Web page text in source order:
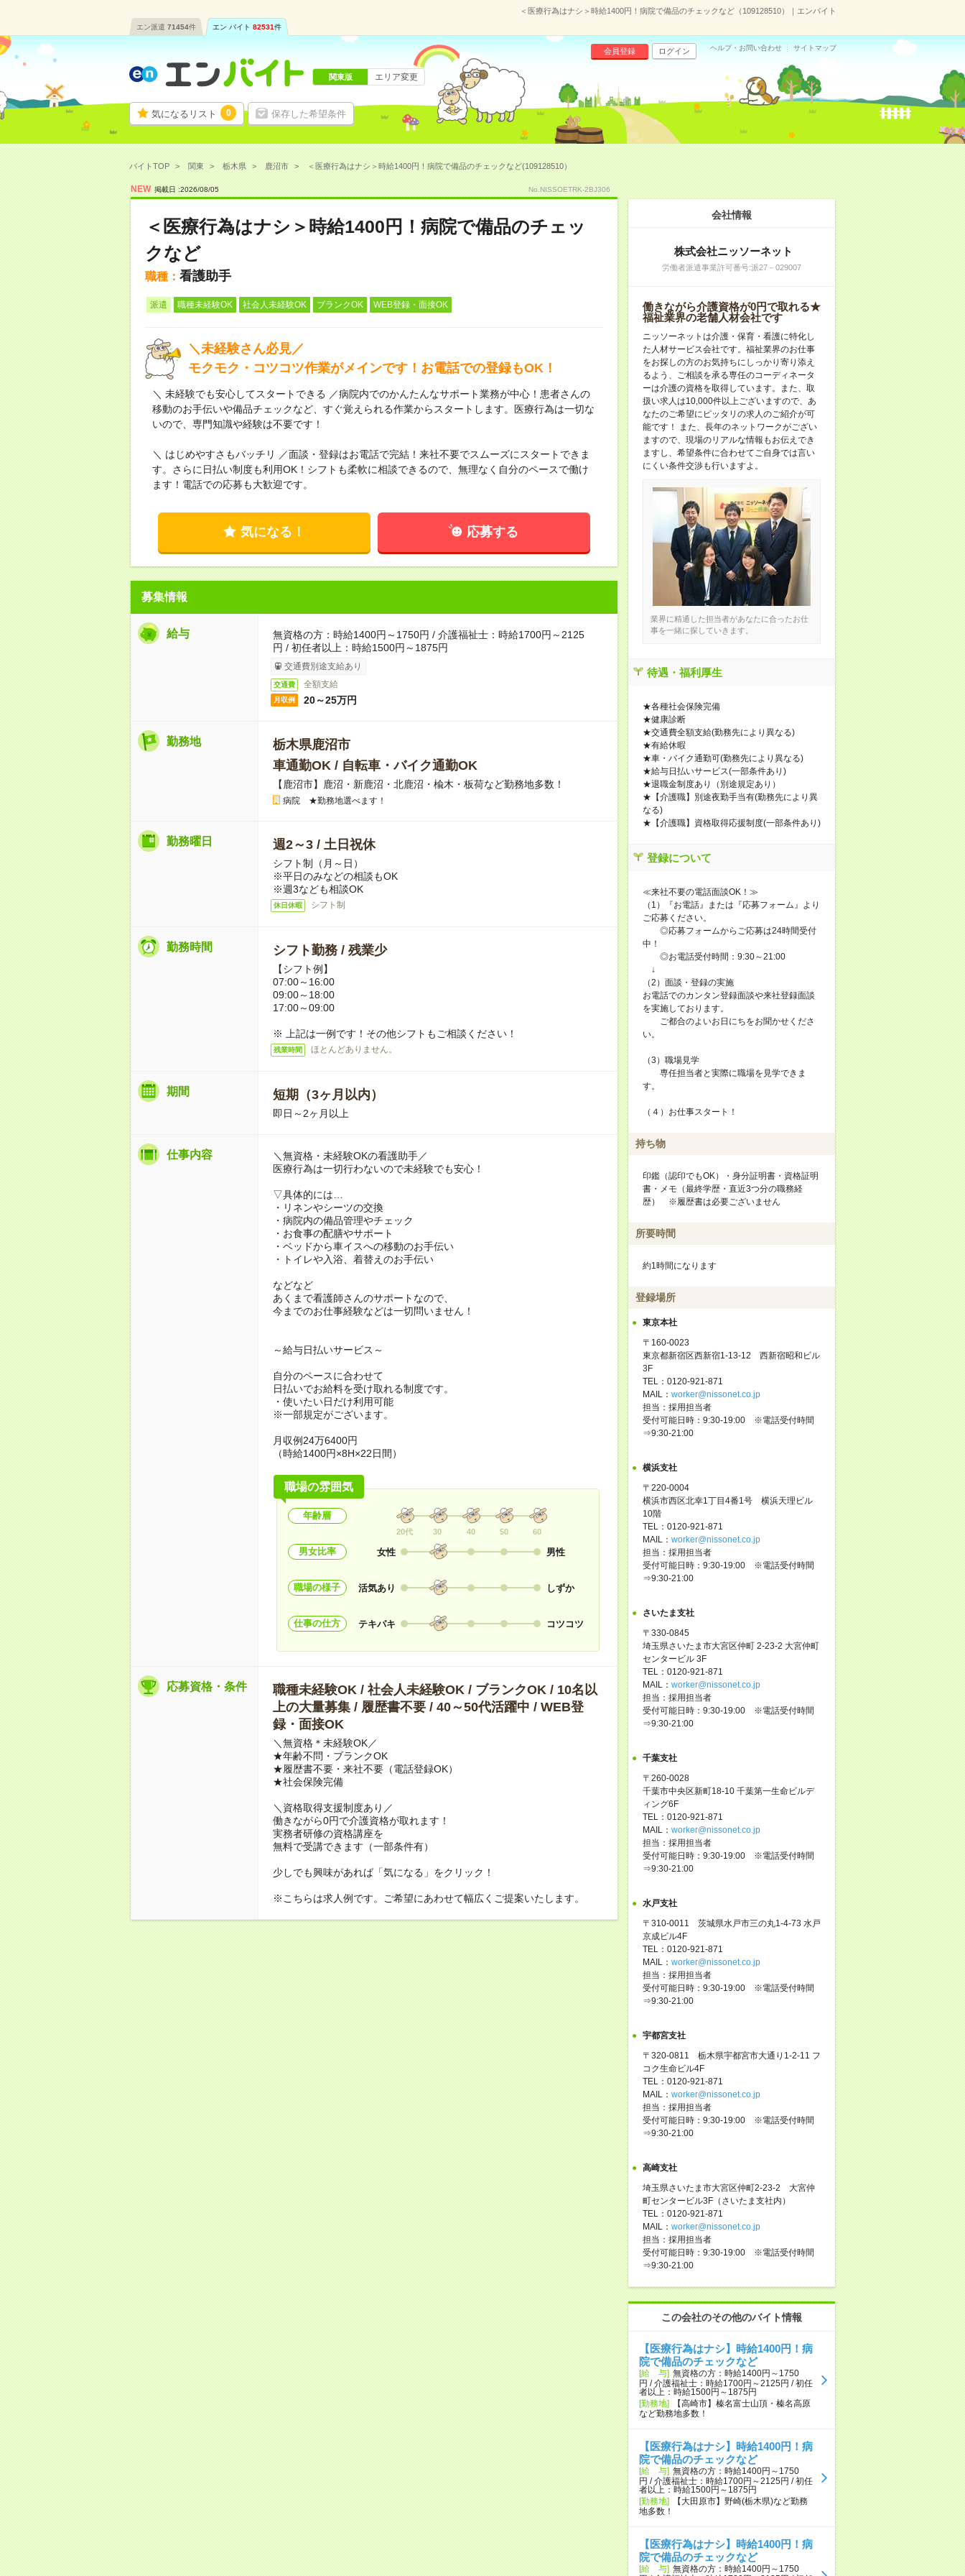
＜医療行為はナシ＞時給1400円！病院で備品のチェックなど（109128510）｜エンバイト
エン派遣 71454件 エン バイト 82531件
気になるリスト 0 保存した希望条件
会員登録 ログイン ヘルプ・お問い合わせ サイトマップ
関東版 エリア変更
バイトTOP 関東 栃木県 鹿沼市 ＜医療行為はナシ＞時給1400円！病院で備品のチェックなど(109128510）
NEW 掲載日 :2026/08/05 No.NISSOETRK-2BJ306
＜医療行為はナシ＞時給1400円！病院で備品のチェッ
クなど
職種： 看護助手
派遣 職種未経験OK 社会人未経験OK ブランクOK WEB登録・面接OK
＼未経験さん必見／
モクモク・コツコツ作業がメインです！お電話での登録もOK！
＼ 未経験でも安心してスタートできる ／病院内でのかんたんなサポート業務が中心！患者さんの
移動のお手伝いや備品チェックなど、すぐ覚えられる作業からスタートします。医療行為は一切な
いので、専門知識や経験は不要です！
＼ はじめやすさもバッチリ ／面談・登録はお電話で完結！来社不要でスムーズにスタートできま
す。さらに日払い制度も利用OK！シフトも柔軟に相談できるので、無理なく自分のペースで働け
ます！電話での応募も大歓迎です。
気になる！ 応募する
募集情報
給与
無資格の方：時給1400円～1750円 / 介護福祉士：時給1700円～2125
円 / 初任者以上：時給1500円～1875円
交通費別途支給あり
交通費 全額支給
月収例 20～25万円
勤務地
栃木県鹿沼市
車通勤OK / 自転車・バイク通勤OK
【鹿沼市】鹿沼・新鹿沼・北鹿沼・楡木・板荷など勤務地多数！
病院 ★勤務地選べます！
勤務曜日 週2～3 / 土日祝休
シフト制（月～日）
※平日のみなどの相談もOK
※週3なども相談OK
休日休暇 シフト制
勤務時間 シフト勤務 / 残業少
【シフト例】
07:00～16:00
09:00～18:00
17:00～09:00
※ 上記は一例です！その他シフトもご相談ください！
残業時間 ほとんどありません。
期間 短期（3ヶ月以内）
即日～2ヶ月以上
仕事内容
＼無資格・未経験OKの看護助手／
医療行為は一切行わないので未経験でも安心！
▽具体的には…
・リネンやシーツの交換
・病院内の備品管理やチェック
・お食事の配膳やサポート
・ベッドから車イスへの移動のお手伝い
・トイレや入浴、着替えのお手伝い
などなど
あくまで看護師さんのサポートなので、
今までのお仕事経験などは一切問いません！
～給与日払いサービス～
自分のペースに合わせて
日払いでお給料を受け取れる制度です。
・使いたい日だけ利用可能
※一部規定がございます。
月収例24万6400円
（時給1400円×8H×22日間）
職場の雰囲気
年齢層
20代 30 40 50 60
男女比率 女性 男性
職場の様子 活気あり しずか
仕事の仕方 テキパキ コツコツ
応募資格・条件
職種未経験OK / 社会人未経験OK / ブランクOK / 10名以
上の大量募集 / 履歴書不要 / 40～50代活躍中 / WEB登
録・面接OK
＼無資格＊未経験OK／
★年齢不問・ブランクOK
★履歴書不要・来社不要（電話登録OK）
★社会保険完備
＼資格取得支援制度あり／
働きながら0円で介護資格が取れます！
実務者研修の資格講座を
無料で受講できます（一部条件有）
少しでも興味があれば「気になる」をクリック！
※こちらは求人例です。ご希望にあわせて幅広くご提案いたします。
会社情報
株式会社ニッソーネット
労働者派遣事業許可番号:派27－029007
働きながら介護資格が0円で取れる★
福祉業界の老舗人材会社です
ニッソーネットは介護・保育・看護に特化し
た人材サービス会社です。福祉業界のお仕事
をお探しの方のお気持ちにしっかり寄り添え
るよう、ご相談を承る専任のコーディネータ
ーは介護の資格を取得しています。また、取
扱い求人は10,000件以上ございますので、あ
なたのご希望にピッタリの求人のご紹介が可
能です！ また、長年のネットワークがござい
ますので、現場のリアルな情報もお伝えでき
ますし、希望条件に合わせてご自身では言い
にくい条件交渉も行いますよ。
業界に精通した担当者があなたに合ったお仕
事を一緒に探していきます。
待遇・福利厚生
★各種社会保険完備
★健康診断
★交通費全額支給(勤務先により異なる)
★有給休暇
★車・バイク通勤可(勤務先により異なる)
★給与日払いサービス(一部条件あり)
★退職金制度あり（別途規定あり）
★【介護職】別途夜勤手当有(勤務先により異
なる)
★【介護職】資格取得応援制度(一部条件あり)
登録について
≪来社不要の電話面談OK！≫
（1）『お電話』または『応募フォーム』より
ご応募ください。
◎応募フォームからご応募は24時間受付
中！
◎お電話受付時間：9:30～21:00
↓
（2）面談・登録の実施
お電話でのカンタン登録面談や来社登録面談
を実施しております。
ご都合のよいお日にちをお聞かせくださ
い。
（3）職場見学
専任担当者と実際に職場を見学できま
す。
（４）お仕事スタート！
持ち物
印鑑（認印でもOK）・身分証明書・資格証明
書・メモ（最終学歴・直近3つ分の職務経
歴） ※履歴書は必要ございません
所要時間
約1時間になります
登録場所
東京本社
〒160-0023
東京都新宿区西新宿1-13-12 西新宿昭和ビル
3F
TEL：0120-921-871
MAIL： worker@nissonet.co.jp
担当：採用担当者
受付可能日時：9:30-19:00 ※電話受付時間
⇒9:30-21:00
横浜支社
〒220-0004
横浜市西区北幸1丁目4番1号 横浜天理ビル
10階
TEL：0120-921-871
MAIL： worker@nissonet.co.jp
担当：採用担当者
受付可能日時：9:30-19:00 ※電話受付時間
⇒9:30-21:00
さいたま支社
〒330-0845
埼玉県さいたま市大宮区仲町 2-23-2 大宮仲町
センタービル 3F
TEL：0120-921-871
MAIL： worker@nissonet.co.jp
担当：採用担当者
受付可能日時：9:30-19:00 ※電話受付時間
⇒9:30-21:00
千葉支社
〒260-0028
千葉市中央区新町18-10 千葉第一生命ビルデ
ィング6F
TEL：0120-921-871
MAIL： worker@nissonet.co.jp
担当：採用担当者
受付可能日時：9:30-19:00 ※電話受付時間
⇒9:30-21:00
水戸支社
〒310-0011 茨城県水戸市三の丸1-4-73 水戸
京成ビル4F
TEL：0120-921-871
MAIL： worker@nissonet.co.jp
担当：採用担当者
受付可能日時：9:30-19:00 ※電話受付時間
⇒9:30-21:00
宇都宮支社
〒320-0811 栃木県宇都宮市大通り1-2-11 フ
コク生命ビル4F
TEL：0120-921-871
MAIL： worker@nissonet.co.jp
担当：採用担当者
受付可能日時：9:30-19:00 ※電話受付時間
⇒9:30-21:00
高崎支社
埼玉県さいたま市大宮区仲町2-23-2 大宮仲
町センタービル3F（さいたま支社内）
TEL：0120-921-871
MAIL： worker@nissonet.co.jp
担当：採用担当者
受付可能日時：9:30-19:00 ※電話受付時間
⇒9:30-21:00
この会社のその他のバイト情報
【医療行為はナシ】時給1400円！病
院で備品のチェックなど
[給 与] 無資格の方：時給1400円～1750
円 / 介護福祉士：時給1700円～2125円 / 初任
者以上：時給1500円～1875円
[勤務地]
【高崎市】榛名富士山頂・榛名高原
など勤務地多数！
【医療行為はナシ】時給1400円！病
院で備品のチェックなど
[給 与] 無資格の方：時給1400円～1750
円 / 介護福祉士：時給1700円～2125円 / 初任
者以上：時給1500円～1875円
[勤務地]
【大田原市】野崎(栃木県)など勤務
地多数！
【医療行為はナシ】時給1400円！病
院で備品のチェックなど
[給 与] 無資格の方：時給1400円～1750